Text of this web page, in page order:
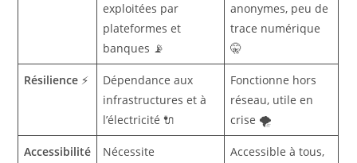
exploitées par
plateformes et
banques 📡
anonymes, peu de
trace numérique
🤫
Résilience ⚡
Dépendance aux
infrastructures et à
l’électricité 🔌
Fonctionne hors
réseau, utile en
crise 🌪️
Accessibilité
Nécessite
Accessible à tous,